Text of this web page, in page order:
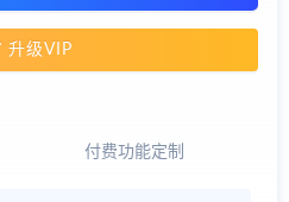
升级VIP
付费功能定制